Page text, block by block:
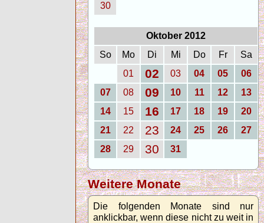
30
Oktober 2012
So
Mo Di Mi Do Fr
Sa
01
02 03 04 05
06
07
08 09 10 11 12
13
14
15 16 17 18 19
20
21
22 23 24 25 26
27
28
29 30 31
Weitere Monate
Die folgenden Monate sind nur
anklickbar, wenn diese nicht zu weit in